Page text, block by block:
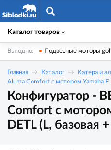
Каталог товаров
Выгодно: Подвесные моторы
Главная Каталог Катера и
Aluma Comfort с мотором Yamaha F
Конфигуратор -
Comfort с
DETL (L, базовая